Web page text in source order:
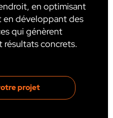
en optimisant
en développant des
qui génèrent
concrets.​
projet